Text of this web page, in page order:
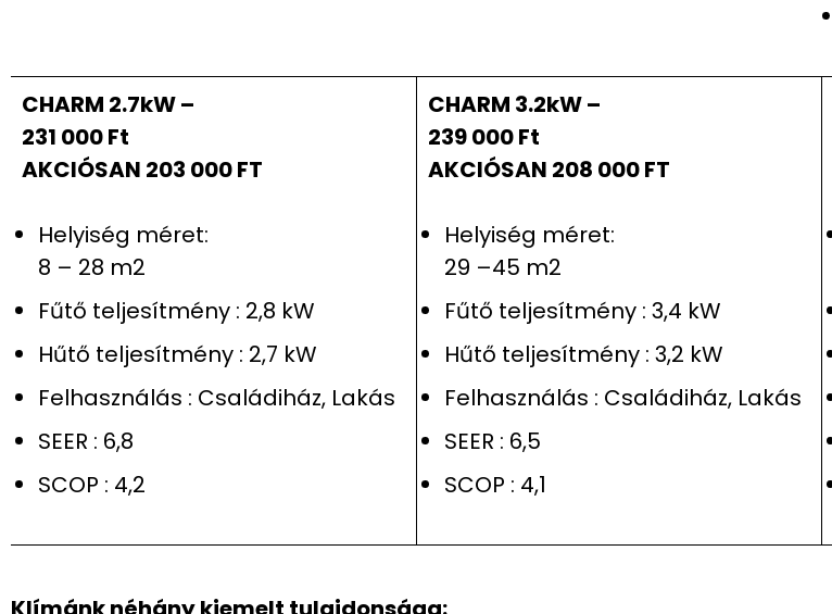
CHARM 2.7kW –
231 000 Ft
AKCIÓSAN 203 000 FT
Helyiség méret:
8 – 28 m2
Fűtő teljesítmény : 2,8 kW
Hűtő teljesítmény : 2,7 kW
Felhasználás : Családiház, Lakás
SEER : 6,8
SCOP : 4,2
CHARM 3.2kW –
239 000 Ft
AKCIÓSAN 208 000 FT
Helyiség méret:
29 –45 m2
Fűtő teljesítmény : 3,4 kW
Hűtő teljesítmény : 3,2 kW
Felhasználás : Családiház, Lakás
SEER : 6,5
SCOP : 4,1